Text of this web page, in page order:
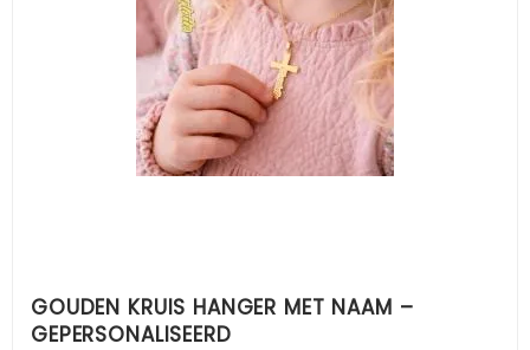
GOUDEN KRUIS HANGER MET NAAM –
GEPERSONALISEERD